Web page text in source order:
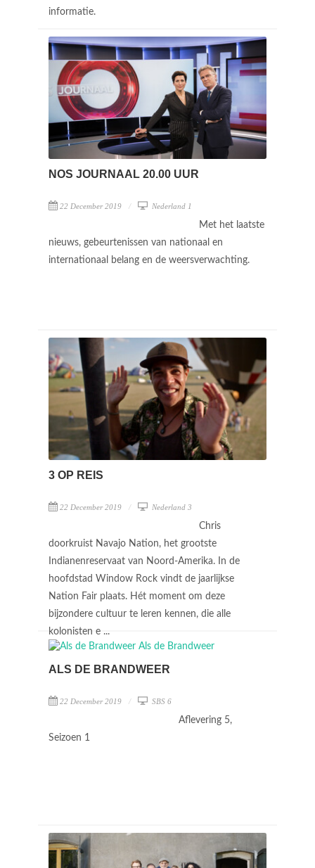
informatie.
NOS JOURNAAL 20.00 UUR
22 December 2019 Nederland 1
Met het laatste
nieuws, gebeurtenissen van nationaal en
internationaal belang en de weersverwachting.
3 OP REIS
22 December 2019 Nederland 3
Chris
doorkruist Navajo Nation, het grootste
Indianenreservaat van Noord-Amerika. In de
hoofdstad Window Rock vindt de jaarlijkse
Nation Fair plaats. Hét moment om deze
bijzondere cultuur te leren kennen, die alle
kolonisten e ...
ALS DE BRANDWEER
22 December 2019 SBS 6
Aflevering 5,
Seizoen 1